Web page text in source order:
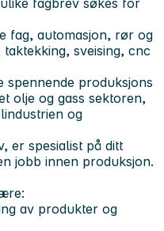
fag, automasjon, rør og
sveising, cnc
spennende produksjons
olje og gass sektoren,
og
er spesialist på ditt
jobb innen produksjon.
av produkter og